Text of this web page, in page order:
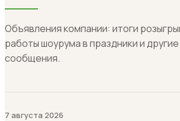
Объявления компании: итоги
работы шоурума в праздники и
сообщения.
7 августа 2026